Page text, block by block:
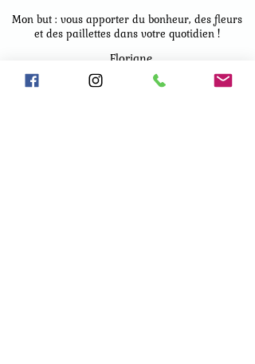
Mon but : vous apporter du bonheur, des fleurs
et des paillettes dans votre quotidien !
Floriane
Rezé (44)